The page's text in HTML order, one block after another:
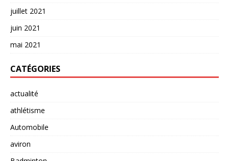
juillet 2021
juin 2021
mai 2021
CATÉGORIES
actualité
athlétisme
Automobile
aviron